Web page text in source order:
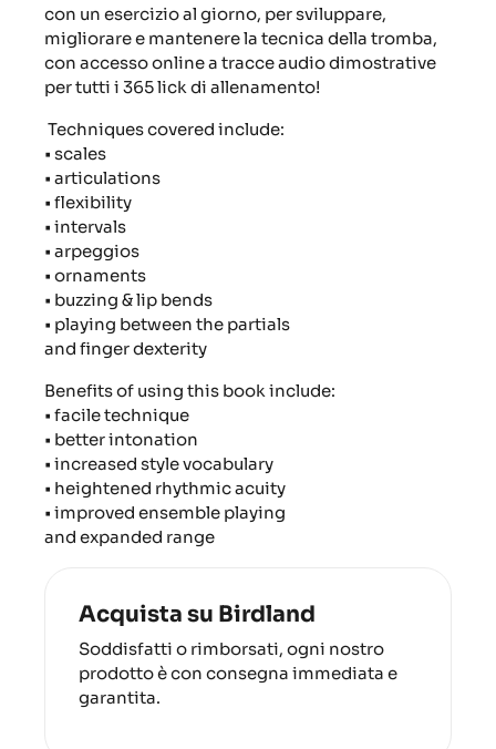
con un esercizio al giorno, per sviluppare,
migliorare e mantenere la tecnica della tromba,
con accesso online a tracce audio dimostrative
per tutti i 365 lick di allenamento!
Techniques covered include:
• scales
• articulations
• flexibility
• intervals
• arpeggios
• ornaments
• buzzing & lip bends
• playing between the partials
and finger dexterity
Benefits of using this book include:
• facile technique
• better intonation
• increased style vocabulary
• heightened rhythmic acuity
• improved ensemble playing
and expanded range
Acquista su Birdland
Soddisfatti o rimborsati, ogni nostro
prodotto è con consegna immediata e
garantita.